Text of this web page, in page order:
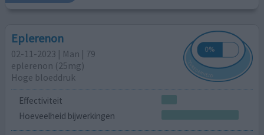
Eplerenon
02-11-2023 | Man | 79
eplerenon (25mg)
Hoge bloeddruk
Effectiviteit
Hoeveelheid bijwerkingen